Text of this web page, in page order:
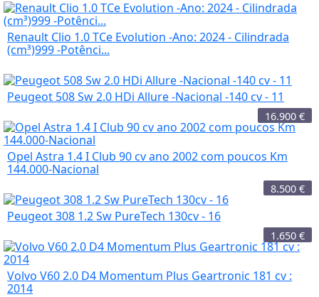
Renault Clio 1.0 TCe Evolution -Ano: 2024 - Cilindrada
(cm³)999 -Potênci...
16.900 €
Peugeot 508 Sw 2.0 HDi Allure -Nacional -140 cv - 11
8.500 €
Opel Astra 1.4 I Club 90 cv ano 2002 com poucos Km
144.000-Nacional
1.650 €
Peugeot 308 1.2 Sw PureTech 130cv - 16
Volvo V60 2.0 D4 Momentum Plus Geartronic 181 cv :
2014